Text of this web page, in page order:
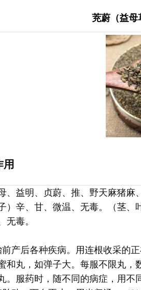
茺蔚（益母
用
、益明、贞蔚、推、野天麻猪麻
）辛、甘、微温、无毒。（茎、
无毒。
前产后各种疾病。用连根收采的
和丸，如弹子大。每服不限丸
。服药时，随不同的病症，用不